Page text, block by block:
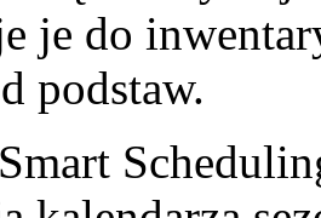
je do
podstaw.